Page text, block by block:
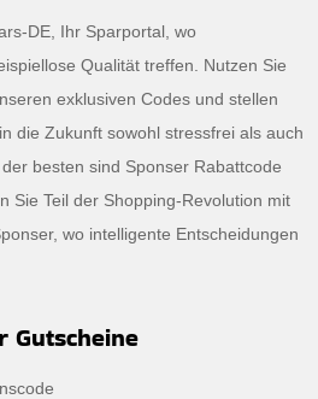
DE, Ihr Sparportal, wo
Qualität treffen. Nutzen Sie
exklusiven Codes und stellen
die Zukunft sowohl stressfrei als auch
besten sind Sponser Rabattcode
Sie Teil der Shopping-Revolution mit
wo intelligente Entscheidungen
Gutscheine